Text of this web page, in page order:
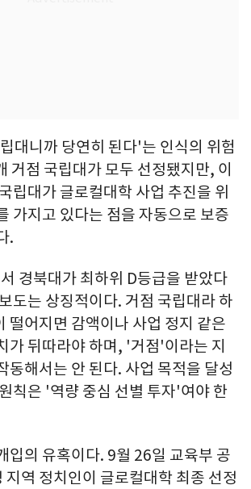
대니까 당연히 된다'는 인식의 위험
거점 국립대가 모두 선정됐지만, 이
립대가 글로컬대학 사업 추진을 위
가지고 있다는 점을 자동으로 보증
.
경북대가 최하위 D등급을 받았다
도는 상징적이다. 거점 국립대라 하
떨어지면 감액이나 사업 정지 같은
가 뒤따라야 하며, '거점'이라는 지
동해서는 안 된다. 사업 목적을 달성
칙은 '역량 중심 선별 투자'여야 한
입의 유혹이다. 9월 26일 교육부 공
지역 정치인이 글로컬대학 최종 선정